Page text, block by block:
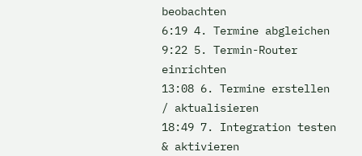
beobachten
6:19 4. Termine abgleichen
9:22 5. Termin-Router
einrichten
13:08 6. Termine erstellen
/ aktualisieren
18:49 7. Integration testen
& aktivieren